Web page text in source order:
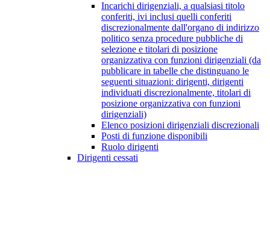
Incarichi dirigenziali, a qualsiasi titolo
conferiti, ivi inclusi quelli conferiti
discrezionalmente dall'organo di indirizzo
politico senza procedure pubbliche di
selezione e titolari di posizione
organizzativa con funzioni dirigenziali (da
pubblicare in tabelle che distinguano le
seguenti situazioni: dirigenti, dirigenti
individuati discrezionalmente, titolari di
posizione organizzativa con funzioni
dirigenziali)
Elenco posizioni dirigenziali discrezionali
Posti di funzione disponibili
Ruolo dirigenti
Dirigenti cessati